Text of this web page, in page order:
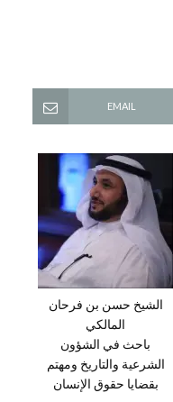
EMAIL
الشيخ حسن بن فرحان
المالكي
باحث في الشؤون
الشرعية والتاريخ ومهتم
بقضايا حقوق الإنسان